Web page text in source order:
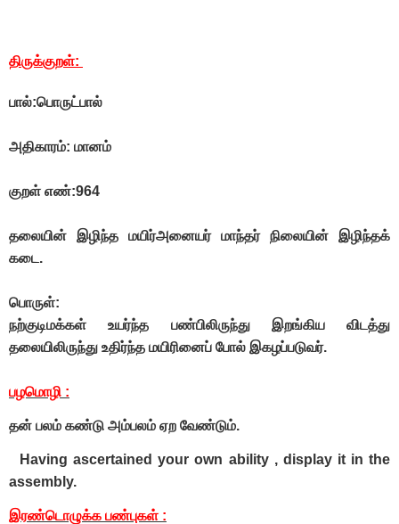
திருக்குறள்:
பால்:பொருட்பால்
அதிகாரம்: மானம்
குறள் எண்:964
தலையின் இழிந்த மயிர்அனையர் மாந்தர் நிலையின் இழிந்தக்
கடை.
பொருள்:
நற்குடிமக்கள் உயர்ந்த பண்பிலிருந்து இறங்கிய விடத்து
தலையிலிருந்து உதிர்ந்த மயிரினைப் போல் இகழப்படுவர்.
பழமொழி :
தன் பலம் கண்டு அம்பலம் ஏற வேண்டும்.
Having ascertained your own ability , display it in the
assembly.
இரண்டொழுக்க பண்புகள் :